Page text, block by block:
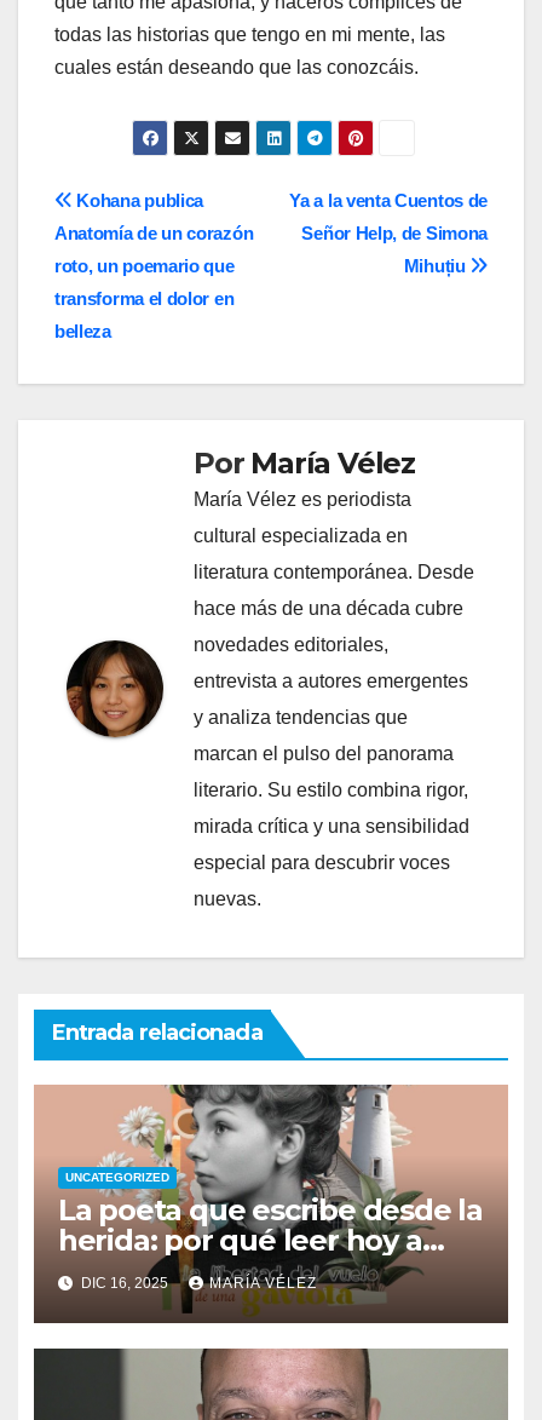
todas las historias que tengo en mi mente, las
cuales están deseando que las conozcáis.
Navegación
de
entradas
Ya a la venta Cuentos de
Señor Help, de Simona
Mihuțiu
Kohana publica
Anatomía de un corazón
roto, un poemario que
transforma el dolor en
belleza
Por María Vélez
María Vélez es periodista
cultural especializada en
literatura contemporánea. Desde
hace más de una década cubre
novedades editoriales,
entrevista a autores emergentes
y analiza tendencias que
marcan el pulso del panorama
literario. Su estilo combina rigor,
mirada crítica y una sensibilidad
especial para descubrir voces
nuevas.
Entrada relacionada
UNCATEGORIZED
La poeta que escribe desde la
herida: por qué leer hoy a
Ana Vega y su Naturaleza
interior
DIC 16, 2025 MARÍA VÉLEZ